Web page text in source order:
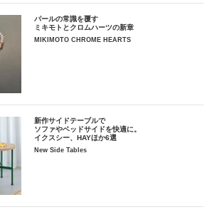
パールの常識を覆す
ミキモトとクロムハーツの新章
MIKIMOTO CHROME HEARTS
新作サイドテーブルで
ソファやベッドサイドを快適に。
イクスシー、HAYほか6選
New Side Tables